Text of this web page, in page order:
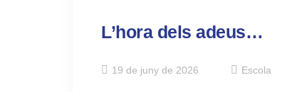
L’hora dels adeus…
19 de juny de 2026 Escola